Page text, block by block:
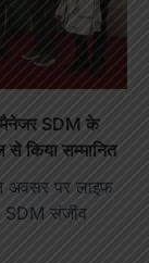
मैनेजर SDM के
किया सम्मानित
अवसर पर लाइफ
SDM संजीव